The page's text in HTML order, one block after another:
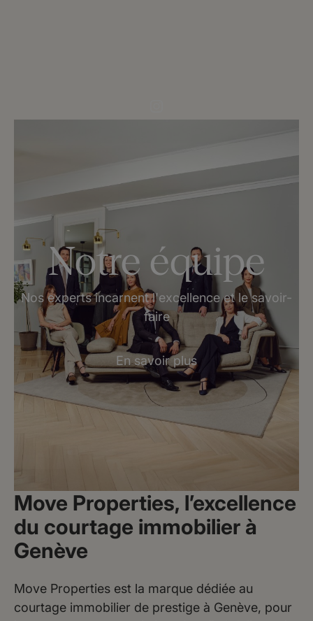
Notre équipe
Nos experts incarnent l'excellence et le savoir-
faire
En savoir plus
Move Properties, l’excellence
du courtage immobilier à
Genève
Move Properties est la marque dédiée au
courtage immobilier de prestige à Genève, pour